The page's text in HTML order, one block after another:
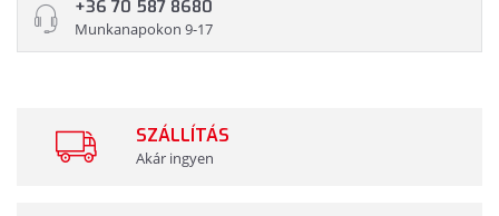
+36 70 587 8680
Munkanapokon 9-17
SZÁLLÍTÁS
Akár ingyen